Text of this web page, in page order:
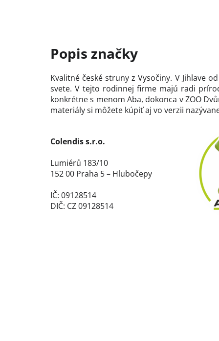
Kvalitné české struny z Vysočiny. V Jihlave
svete. V tejto rodinnej firme majú radi
konkrétne s menom Aba, dokonca v ZOO
materiály si môžete kúpiť aj vo verzii
Colendis s.r.o.
Lumiérů 183/10
152 00 Praha 5 – Hlubočepy
IČ: 09128514
DIČ: CZ 09128514